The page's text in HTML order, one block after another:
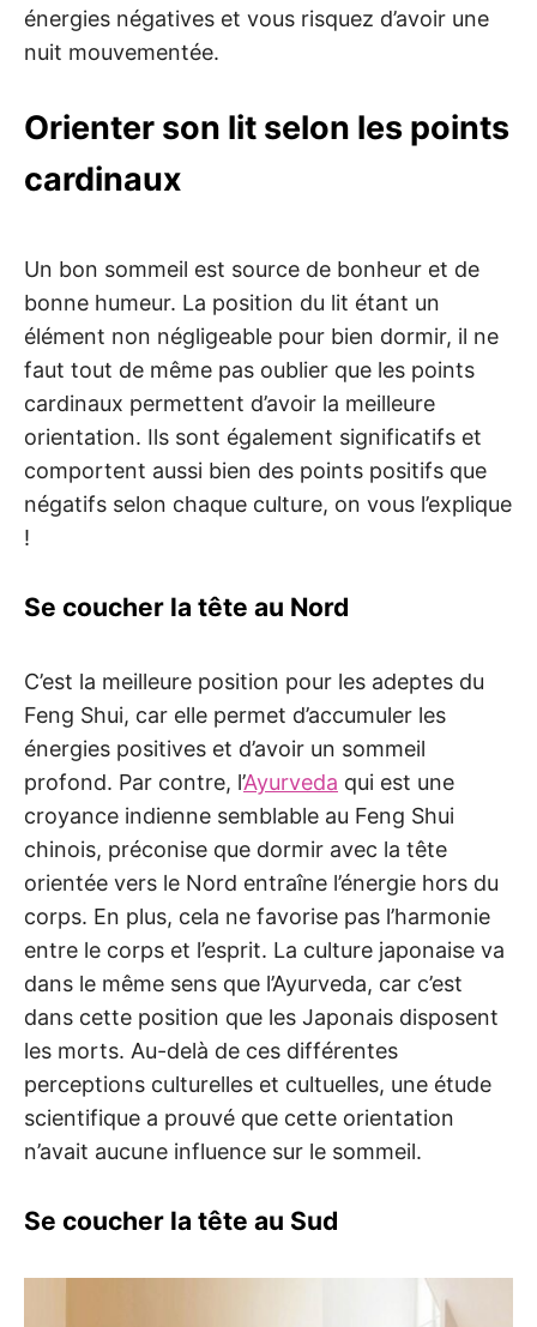
énergies négatives et vous risquez d’avoir une
nuit mouvementée.
Orienter son lit selon les points
cardinaux
Un bon sommeil est source de bonheur et de
bonne humeur. La position du lit étant un
élément non négligeable pour bien dormir, il ne
faut tout de même pas oublier que les points
cardinaux permettent d’avoir la meilleure
orientation. Ils sont également significatifs et
comportent aussi bien des points positifs que
négatifs selon chaque culture, on vous l’explique
!
Se coucher la tête au Nord
C’est la meilleure position pour les adeptes du
Feng Shui, car elle permet d’accumuler les
énergies positives et d’avoir un sommeil
profond. Par contre, l’Ayurveda qui est une
croyance indienne semblable au Feng Shui
chinois, préconise que dormir avec la tête
orientée vers le Nord entraîne l’énergie hors du
corps. En plus, cela ne favorise pas l’harmonie
entre le corps et l’esprit. La culture japonaise va
dans le même sens que l’Ayurveda, car c’est
dans cette position que les Japonais disposent
les morts. Au-delà de ces différentes
perceptions culturelles et cultuelles, une étude
scientifique a prouvé que cette orientation
n’avait aucune influence sur le sommeil.
Se coucher la tête au Sud